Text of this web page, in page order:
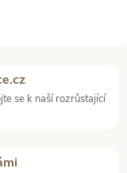
se k naší rozrůstající